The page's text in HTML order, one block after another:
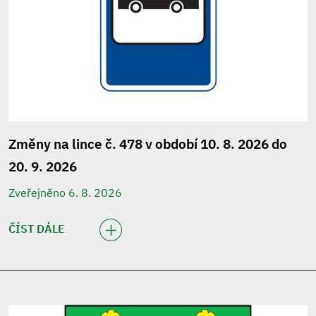
Změny na lince č. 478 v období 10. 8. 2026 do
20. 9. 2026
Zveřejněno 6. 8. 2026
ČÍST DÁLE